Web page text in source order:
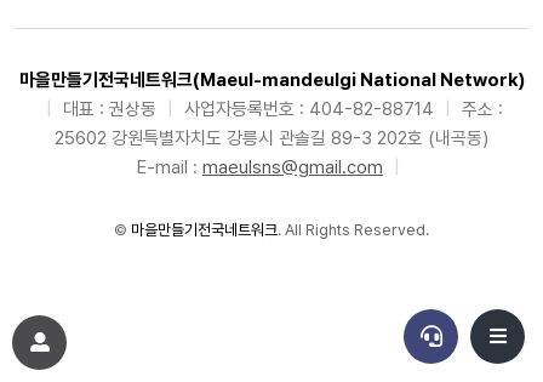
마을만들기전국네트워크(Maeul-mandeulgi National Network)
대표 : 권상동 사업자등록번호 : 404-82-88714
주소 :
25602 강원특별자치도 강릉시 관솔길 89-3 202호 (내곡동)
E-mail : maeulsns@gmail.com
© 마을만들기전국네트워크. All Rights Reserved.